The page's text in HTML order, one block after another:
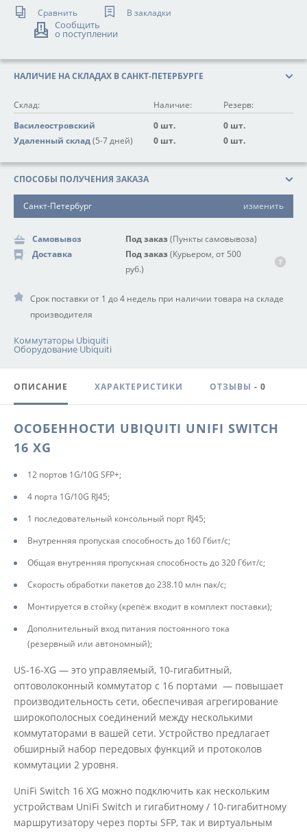
Сравнить В закладки
Сообщить
о поступлении
НАЛИЧИЕ НА СКЛАДАХ В САНКТ-ПЕТЕРБУРГЕ
Склад: Наличие:
Резерв:
Василеостровский
0 шт.
0 шт.
Удаленный склад(5-7 дней) 0 шт. 0 шт.
СПОСОБЫ ПОЛУЧЕНИЯ ЗАКАЗА
Санкт-Петербург изменить
Самовывоз Под заказ (Пункты самовывоза)
Доставка
Под заказ (Курьером, от 500
руб.)
Срок поставки от 1 до 4 недель при наличии товара на складе
производителя
Коммутаторы Ubiquiti
Оборудование Ubiquiti
ОПИСАНИЕ ХАРАКТЕРИСТИКИ ОТЗЫВЫ - 0
ОСОБЕННОСТИ UBIQUITI UNIFI SWITCH
16 XG
12 портов 1G/10G SFP+;
4 порта 1G/10G RJ45;
1 последовательный консольный порт RJ45;
Внутренняя пропуская способность до 160 Гбит/c;
Общая внутренняя пропускная способность до 320 Гбит/c;
Скорость обработки пакетов до 238.10 млн пак/с;
Монтируется в стойку (крепёж входит в комплект поставки);
Дополнительный вход питания постоянного тока
(резервный или автономный);
US-16-XG — это управляемый, 10-гигабитный,
оптоволоконный коммутатор с 16 портами — повышает
производительность сети, обеспечивая агрегирование
широкополосных соединений между несколькими
коммутаторами в вашей сети. Устройство предлагает
обширный набор передовых функций и протоколов
коммутации 2 уровня.
UniFi Switch 16 XG можно подключить как нескольким
устройствам UniFi Switch и гигабитному / 10-гигабитному
маршрутизатору через порты SFP, так и виртуальным